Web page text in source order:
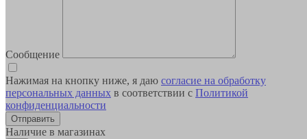
Сообщение
Нажимая на кнопку ниже, я даю согласие на обработку
персональных данных в соответствии с Политикой
конфиденциальности
Наличие в магазинах